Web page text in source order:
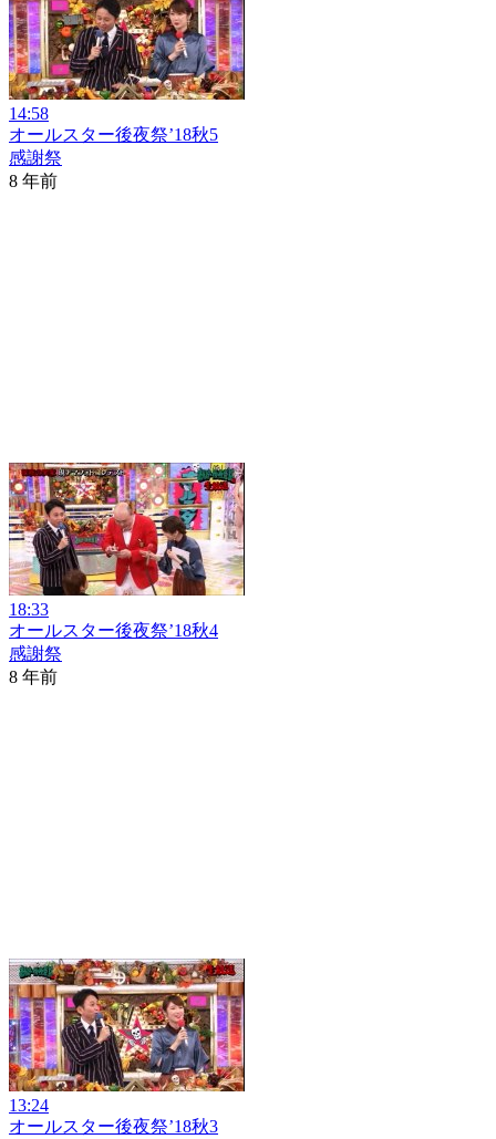
14:58
オールスター後夜祭’18秋5
感謝祭
8 年前
18:33
オールスター後夜祭’18秋4
感謝祭
8 年前
13:24
オールスター後夜祭’18秋3